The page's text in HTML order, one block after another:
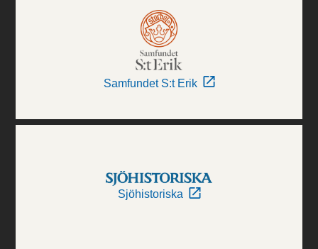
Samfundet S:t Erik
Sjöhistoriska